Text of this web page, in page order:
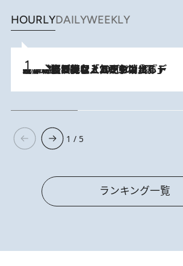
HOURLYDAILYWEEKLY
2026.8.5
【なぜ吉沢亮は「気配を消せる」のか？】興行収入208億の『国宝』を経て挑むミュージカル『ディア・エヴァン・ハンセン』。トップ俳優が舞台上でさらけ出した“孤独”とは
1 / 5
ランキング一覧